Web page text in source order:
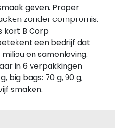
geven. Proper
zonder compromis.
kort B Corp
een bedrijf dat
en samenleving.
in 6 verpakkingen
big bags: 70 g, 90 g,
smaken.